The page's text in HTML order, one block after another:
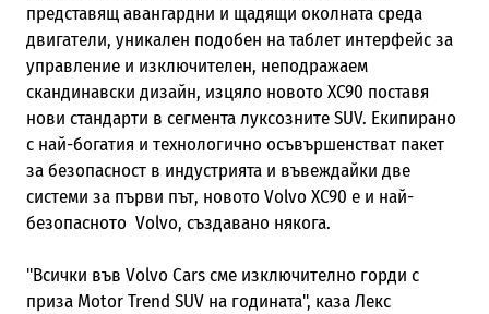
представящ авангардни и щадящи околната среда
двигатели, уникален подобен на таблет интерфейс за
управление и изключителен, неподражаем
скандинавски дизайн, изцяло новото XC90 поставя
нови стандарти в сегмента луксозните SUV. Екипирано
с най-богатия и технологично осъвършенстват пакет
за безопасност в индустрията и въвеждайки две
системи за първи път, новото Volvo XC90 е и най-
безопасното Volvo, създавано някога.
"Всички във Volvo Cars сме изключително горди с
приза Motor Trend SUV на годината", каза Лекс